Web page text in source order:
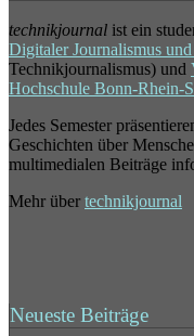
technikjournal ist ein
Digitaler Journalismus
Technikjournalismus) und
Hochschule Bonn-Rhein-
Jedes Semester
Geschichten über
multimedialen Beiträge
Mehr über technikjournal
Neueste Beiträge